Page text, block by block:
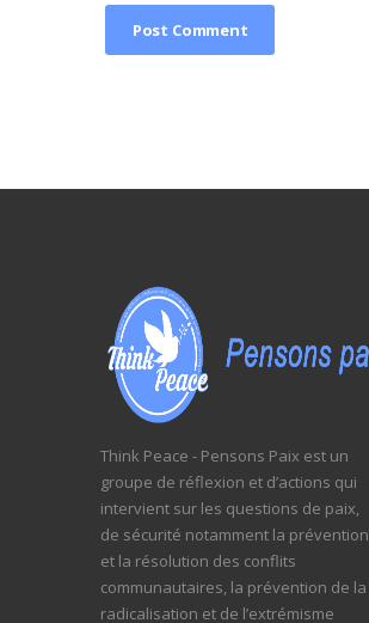
Think Peace - Pensons Paix est un
groupe de réflexion et d’actions qui
intervient sur les questions de paix,
de sécurité notamment la prévention
et la résolution des conflits
communautaires, la prévention de la
radicalisation et de l’extrémisme